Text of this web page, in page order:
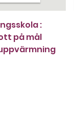
:
på mål